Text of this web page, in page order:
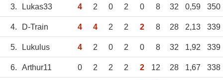
3. Lukas33 4 2 0 2 0 8 32 0,59 350
4. D-Train 4 4 2 2 2 8 28 2,13 339
5. Lukulus 4 2 0 2 0 8 32 1,92 339
6. Arthur11 0 2 2 2 2 12 28 1,67 338